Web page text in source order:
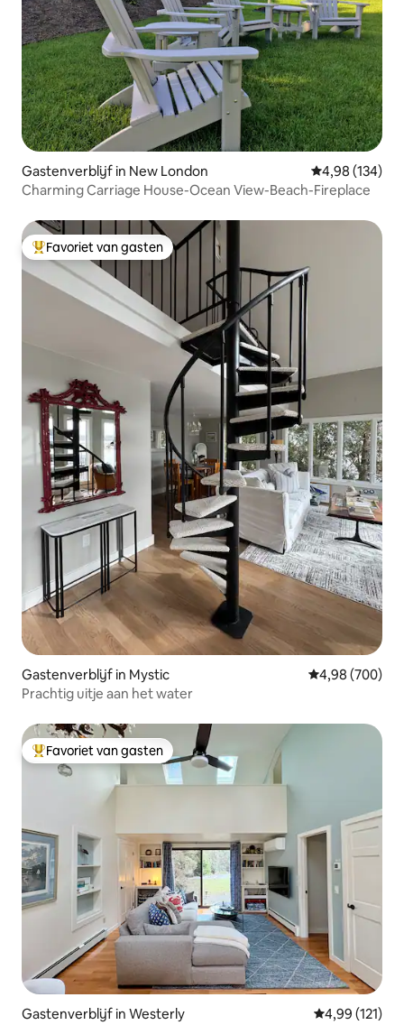
Gastenverblijf in New London Gemiddelde
4,98 (134)
Charming Carriage House-Ocean View-Beach-Fireplace
Topfavoriet van gasten
Favoriet van gasten
Gastenverblijf in Mystic Gemiddelde
4,98 (700)
Prachtig uitje aan het water
Topfavoriet van gasten
Favoriet van gasten
Gastenverblijf in Westerly Gemiddelde
4,99 (121)